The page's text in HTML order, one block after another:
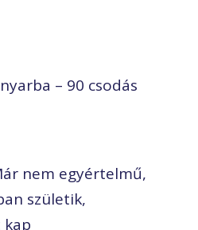
– 90 csodás
nem egyértelmű,
születik,